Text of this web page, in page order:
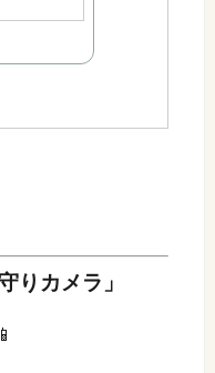
りカメラ」